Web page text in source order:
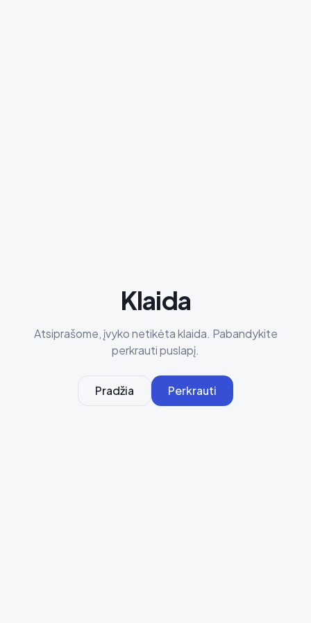
Klaida
Atsiprašome, įvyko netikėta klaida. Pabandykite
perkrauti puslapį.
Pradžia Perkrauti